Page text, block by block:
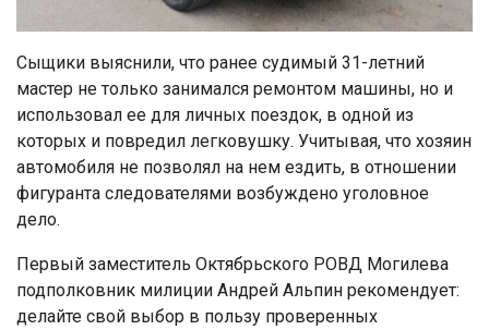
Сыщики выяснили, что ранее судимый 31-летний
мастер не только занимался ремонтом машины, но и
использовал ее для личных поездок, в одной из
которых и повредил легковушку. Учитывая, что хозяин
автомобиля не позволял на нем ездить, в отношении
фигуранта следователями возбуждено уголовное
дело.
Первый заместитель Октябрьского РОВД Могилева
подполковник милиции Андрей Альпин рекомендует:
делайте свой выбор в пользу проверенных